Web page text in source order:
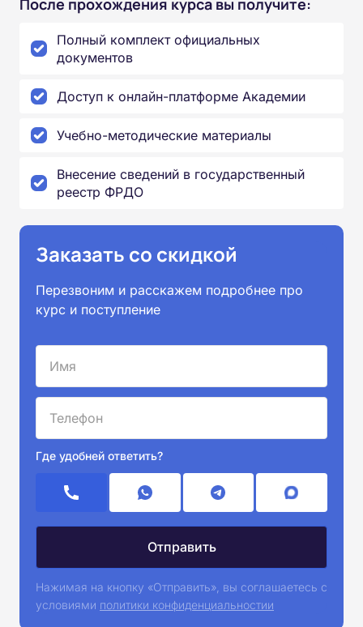
После прохождения курса вы получите:
Полный комплект официальных
документов
Доступ к онлайн-платформе Академии
Учебно-методические материалы
Внесение сведений в государственный
реестр ФРДО
Заказать со скидкой
Перезвоним и расскажем подробнее про
курс и поступление
Где удобней ответить?
Нажимая на кнопку «Отправить», вы соглашаетесь с
условиями политики конфиденциальностии